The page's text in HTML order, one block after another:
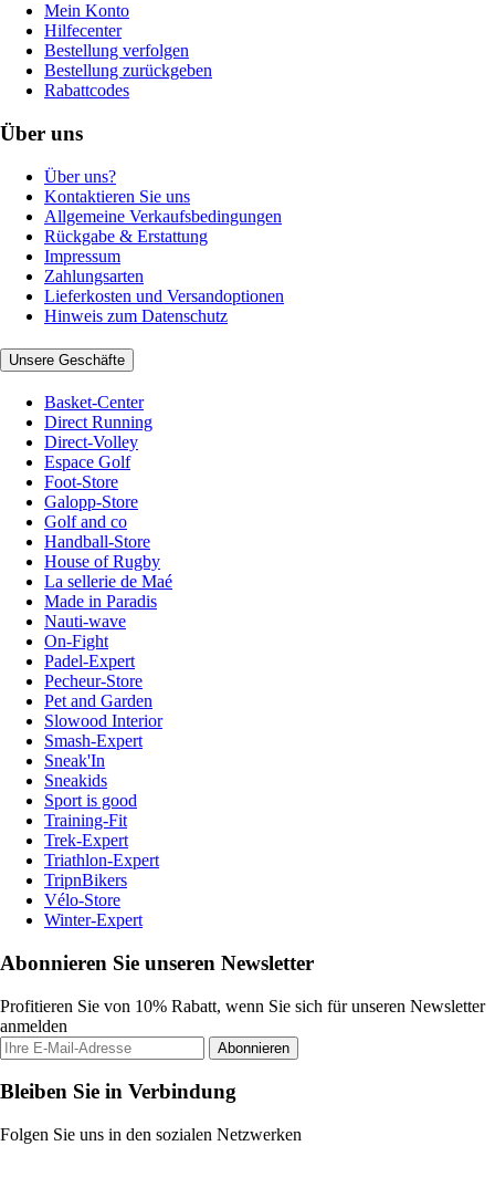
Mein Konto
Hilfecenter
Bestellung verfolgen
Bestellung zurückgeben
Rabattcodes
Über uns
Über uns?
Kontaktieren Sie uns
Allgemeine Verkaufsbedingungen
Rückgabe & Erstattung
Impressum
Zahlungsarten
Lieferkosten und Versandoptionen
Hinweis zum Datenschutz
Unsere Geschäfte
Basket-Center
Direct Running
Direct-Volley
Espace Golf
Foot-Store
Galopp-Store
Golf and co
Handball-Store
House of Rugby
La sellerie de Maé
Made in Paradis
Nauti-wave
On-Fight
Padel-Expert
Pecheur-Store
Pet and Garden
Slowood Interior
Smash-Expert
Sneak'In
Sneakids
Sport is good
Training-Fit
Trek-Expert
Triathlon-Expert
TripnBikers
Vélo-Store
Winter-Expert
Abonnieren Sie unseren Newsletter
Profitieren Sie von 10% Rabatt, wenn Sie sich für unseren Newsletter
anmelden
Abonnieren
Bleiben Sie in Verbindung
Folgen Sie uns in den sozialen Netzwerken